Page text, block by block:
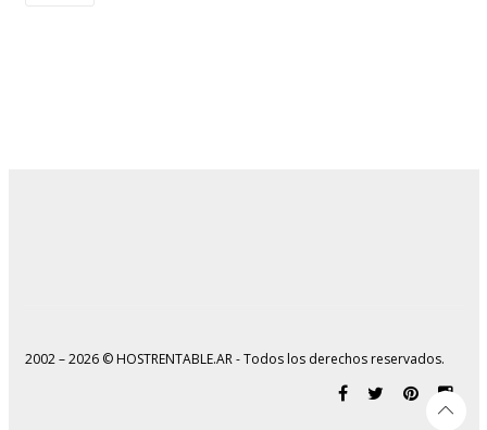
2002 – 2026 © HOSTRENTABLE.AR - Todos los derechos reservados.